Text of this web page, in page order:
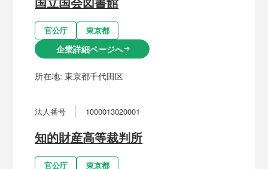
官公庁 東京都
企業詳細ページへarrow_right_alt
所在地:東京都千代田区
法人番号 1000013020001
知的財産高等裁判所
官公庁 東京都